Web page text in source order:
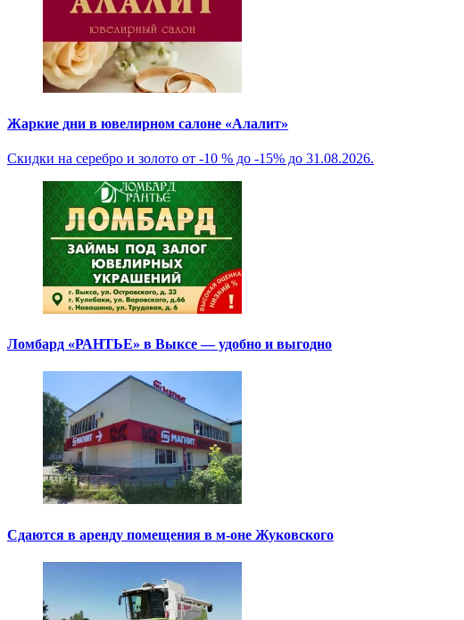
Жаркие дни в ювелирном салоне «Алалит»
Скидки на серебро и золото от -10 % до -15% до 31.08.2026.
Ломбард «РАНТЬЕ» в Выксе — удобно и выгодно
Сдаются в аренду помещения в м-оне Жуковского